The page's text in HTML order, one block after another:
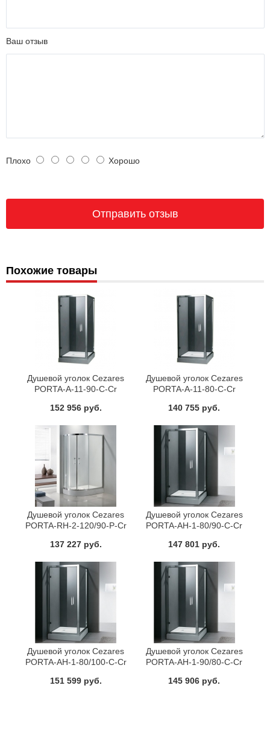
Ваш отзыв
Плохо Хорошо
Похожие товары
Душевой уголок Cezares
PORTA-A-11-90-C-Cr
152 956 руб.
Душевой уголок Cezares
PORTA-A-11-80-C-Cr
140 755 руб.
Душевой уголок Cezares
PORTA-RH-2-120/90-P-Cr
137 227 руб.
Душевой уголок Cezares
PORTA-AH-1-80/90-C-Cr
147 801 руб.
Душевой уголок Cezares
PORTA-AH-1-80/100-C-Cr
151 599 руб.
Душевой уголок Cezares
PORTA-AH-1-90/80-C-Cr
145 906 руб.